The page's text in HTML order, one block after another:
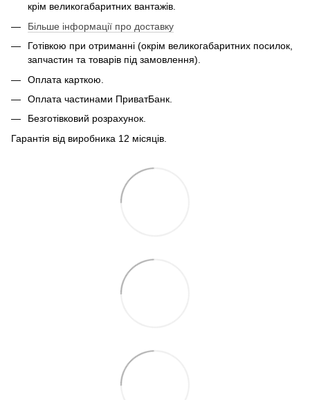
крім великогабаритних вантажів.
Більше інформації про доставку
Готівкою при отриманні (окрім великогабаритних посилок,
запчастин та товарів під замовлення).
Оплата карткою.
Оплата частинами ПриватБанк.
Безготівковий розрахунок.
Гарантія від виробника 12 місяців.